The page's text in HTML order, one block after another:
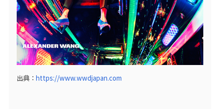
出典：https://www.wwdjapan.com